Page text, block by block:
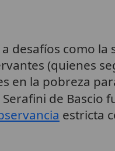
desafíos como la
(quienes
en la pobreza
de Bascio
estricta